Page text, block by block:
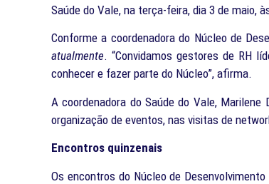
Saúde do Vale, na terça-feira, dia 3 de maio,
Conforme a coordenadora do Núcleo de
atualmente. “Convidamos gestores de RH
conhecer e fazer parte do Núcleo”, afirma.
A coordenadora do Saúde do Vale,
organização de eventos, nas visitas de
Encontros quinzenais
Os encontros do Núcleo de